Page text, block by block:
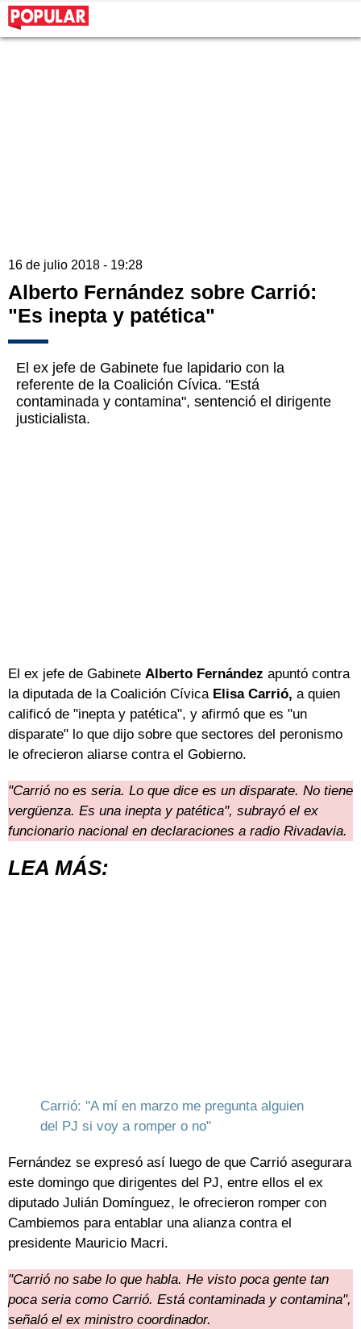
16 de julio 2018 - 19:28
Alberto Fernández sobre Carrió:
"Es inepta y patética"
El ex jefe de Gabinete fue lapidario con la
referente de la Coalición Cívica. "Está
contaminada y contamina", sentenció el dirigente
justicialista.
El ex jefe de Gabinete Alberto Fernández apuntó contra
la diputada de la Coalición Cívica Elisa Carrió, a quien
calificó de "inepta y patética", y afirmó que es "un
disparate" lo que dijo sobre que sectores del peronismo
le ofrecieron aliarse contra el Gobierno.
"Carrió no es seria. Lo que dice es un disparate. No tiene
vergüenza. Es una inepta y patética", subrayó el ex
funcionario nacional en declaraciones a radio Rivadavia.
LEA MÁS:
Carrió: "A mí en marzo me pregunta alguien
del PJ si voy a romper o no"
Fernández se expresó así luego de que Carrió asegurara
este domingo que dirigentes del PJ, entre ellos el ex
diputado Julián Domínguez, le ofrecieron romper con
Cambiemos para entablar una alianza contra el
presidente Mauricio Macri.
"Carrió no sabe lo que habla. He visto poca gente tan
poca seria como Carrió. Está contaminada y contamina",
señaló el ex ministro coordinador.